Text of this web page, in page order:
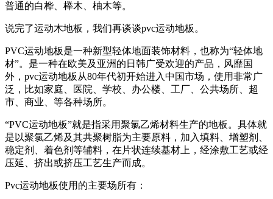
普通的白桦、榉木、柚木等。
说完了运动木地板，我们再谈谈pvc运动地板。
PVC运动地板是一种新型轻体地面装饰材料，也称为“轻体地
材”。是一种在欧美及亚洲的日韩广受欢迎的产品，风靡国
外，pvc运动地板从80年代初开始进入中国市场，使用非常广
泛，比如家庭、医院、学校、办公楼、工厂、公共场所、超
市、商业、等各种场所。
“PVC运动地板”就是指采用聚氯乙烯材料生产的地板。具体就
是以聚氯乙烯及其共聚树脂为主要原料，加入填料、增塑剂、
稳定剂、着色剂等辅料，在片状连续基材上，经涂敷工艺或经
压延、挤出或挤压工艺生产而成。
Pvc运动地板使用的主要场所有：